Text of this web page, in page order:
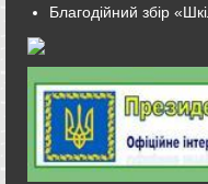
Благодійний збір